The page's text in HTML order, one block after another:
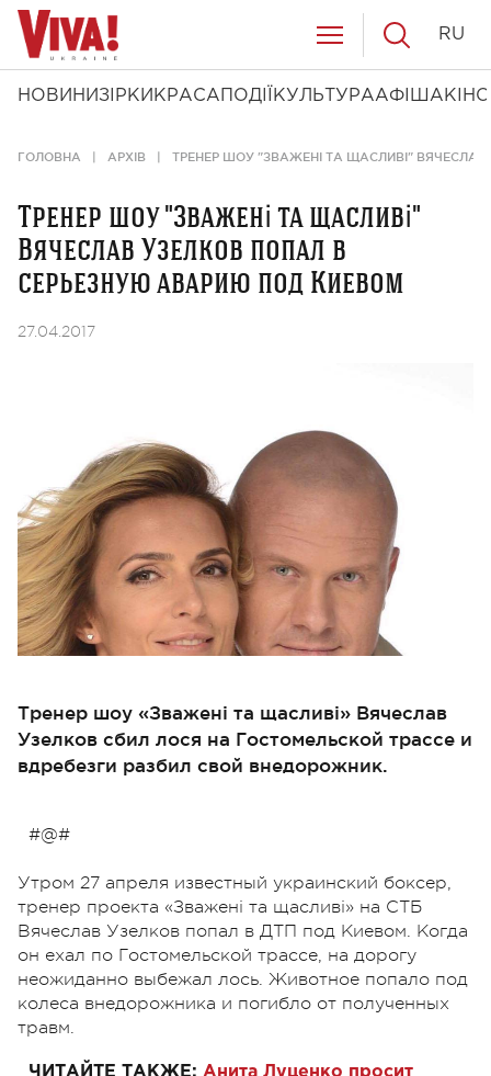
НОВИНИ ЗІРКИ КРАСА ПОДІЇ КУЛЬТУРААФІША КІНО
RU
ГОЛОВНА АРХІВ ТРЕНЕР ШОУ "ЗВАЖЕНІ ТА ЩАСЛИВІ"
Тренер шоу "Зважені та щасливі"
Вячеслав Узелков попал в
серьезную аварию под Киевом
27.04.2017
Тренер шоу «Зважені та щасливі» Вячеслав
Узелков сбил лося на Гостомельской трассе и
вдребезги разбил свой внедорожник.
#@#
Утром 27 апреля известный украинский боксер,
тренер проекта «Зважені та щасливі» на СТБ
Вячеслав Узелков попал в ДТП под Киевом. Когда
он ехал по Гостомельской трассе, на дорогу
неожиданно выбежал лось. Животное попало под
колеса внедорожника и погибло от полученных
травм.
ЧИТАЙТЕ ТАКЖЕ: Анита Луценко просит